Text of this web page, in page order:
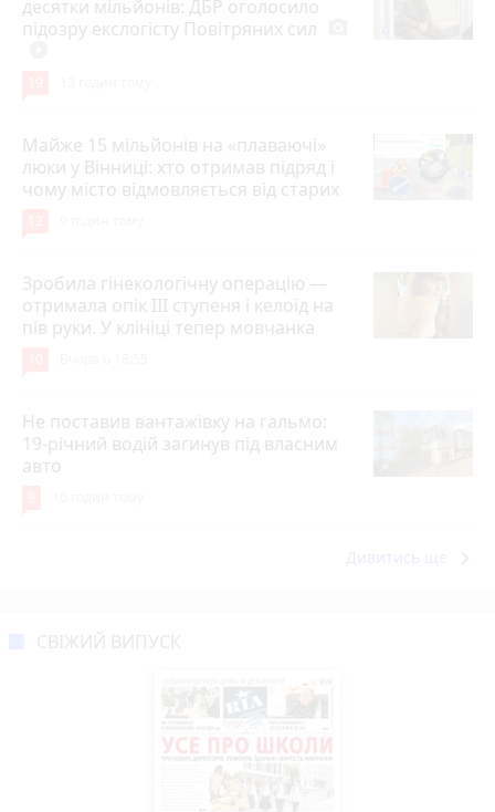
десятки мільйонів: ДБР оголосило
підозру екслогісту Повітряних сил
Майже 15 мільйонів на «плаваючі»
люки у Вінниці: хто отримав підряд і
чому місто відмовляється від старих
Зробила гінекологічну операцію —
отримала опік ІІІ ступеня і келоїд на
пів руки. У клініці тепер мовчанка
Не поставив вантажівку на гальмо:
19-річний водій загинув під власним
авто